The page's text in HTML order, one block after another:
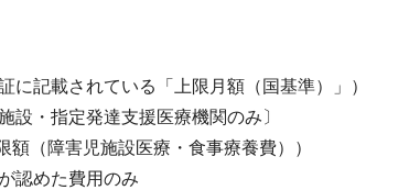
記載されている「上限月額（国基準）」）
・指定発達支援医療機関のみ〕
額（障害児施設医療・食事療養費））
認めた費用のみ